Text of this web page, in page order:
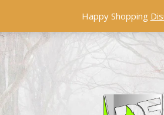
Happy Shopping